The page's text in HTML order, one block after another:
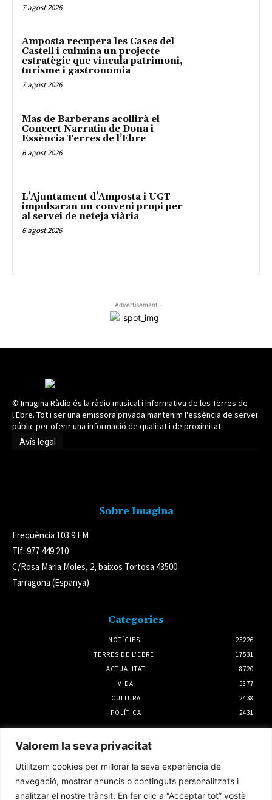
Valorem la seva privacitat
Utilitzem cookies per millorar la seva experiència de
navegació, mostrar anuncis o continguts personalitzats i
analitzar el nostre trànsit. En fer clic a “Acceptar tot” vostè
7 agost 2026
Amposta recupera les Cases del
Castell i culmina un projecte
estratègic que vincula patrimoni,
turisme i gastronomia
7 agost 2026
Mas de Barberans acollirà el
Concert Narratiu de Dona i
Essència Terres de l’Ebre
6 agost 2026
L’Ajuntament d’Amposta i UGT
impulsaran un conveni propi per
al servei de neteja viària
6 agost 2026
- Advertisement -
© Imagina Ràdio és la ràdio musical i informativa de les Terres de
l'Ebre. Tot i ser una emissora privada mantenim l'essència de servei
públic per oferir una informació de qualitat i de proximitat.
Avís legal
Sobre Imagina
Freqüència 103.9 FM
Tlf: 977 449 210
C/Rosa Maria Moles, 2, baixos Tortosa 43500
Tarragona (Espanya)
Categories
NOTÍCIES
25226
TERRES DE L'EBRE
17531
ACTUALITAT
8720
VIDA
5877
CULTURA
2438
POLÍTICA
2431
Ràpid a Domicili, reconegut com el projecte
amb més potencial del Programa d’Incubació
d’Start-ups de la Ribera d’Ebre
3 agost 2026